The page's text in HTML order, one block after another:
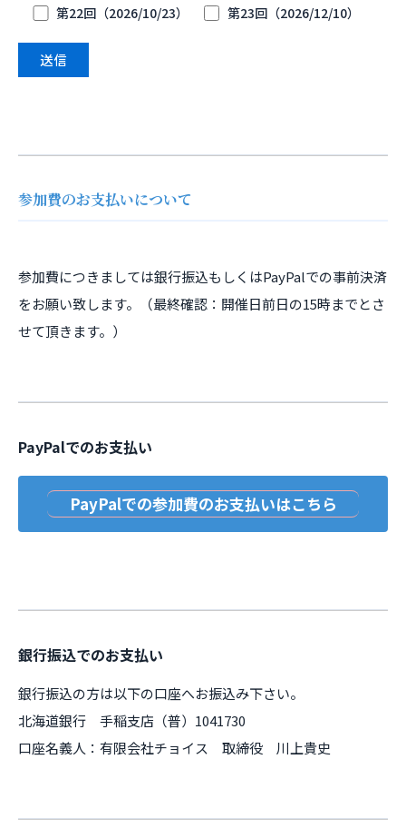
第22回（2026/10/23）
第23回（2026/12/10）
参加費のお支払いについて
参加費につきましては銀行振込もしくはPayPalでの事前決済
をお願い致します。（最終確認：開催日前日の15時までとさ
せて頂きます。）
PayPalでのお支払い
PayPalでの参加費のお支払いはこちら
銀行振込でのお支払い
銀行振込の方は以下の口座へお振込み下さい。
北海道銀行 手稲支店（普）1041730
口座名義人：有限会社チョイス 取締役 川上貴史